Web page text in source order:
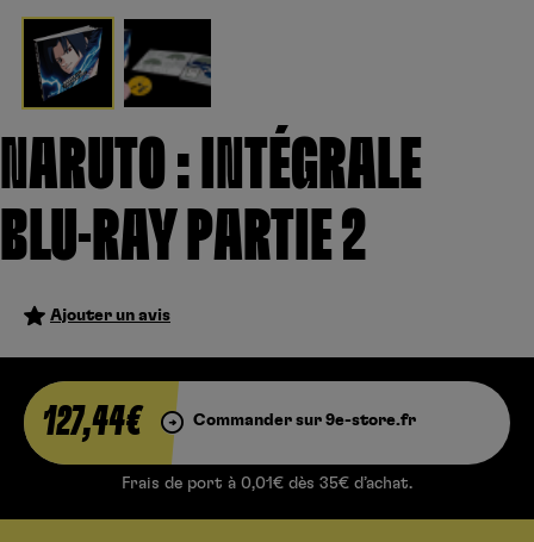
NARUTO : INTÉGRALE
BLU-RAY PARTIE 2
Ajouter un avis
127,44€ Commander sur 9e-store.fr
Frais de port à 0,01€ dès 35€ d’achat.
Se connecter
Hunter x Hunter
Fire Force
Black Butler